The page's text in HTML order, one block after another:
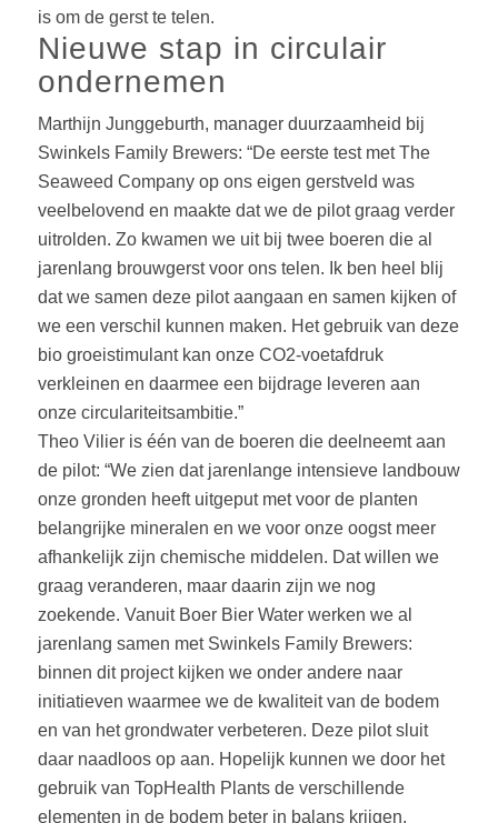
is om de gerst te telen.
Nieuwe stap in circulair
ondernemen
Marthijn Junggeburth, manager duurzaamheid bij
Swinkels Family Brewers: “De eerste test met The
Seaweed Company op ons eigen gerstveld was
veelbelovend en maakte dat we de pilot graag verder
uitrolden. Zo kwamen we uit bij twee boeren die al
jarenlang brouwgerst voor ons telen. Ik ben heel blij
dat we samen deze pilot aangaan en samen kijken of
we een verschil kunnen maken. Het gebruik van deze
bio groeistimulant kan onze CO2-voetafdruk
verkleinen en daarmee een bijdrage leveren aan
onze circulariteitsambitie.”
Theo Vilier is één van de boeren die deelneemt aan
de pilot: “We zien dat jarenlange intensieve landbouw
onze gronden heeft uitgeput met voor de planten
belangrijke mineralen en we voor onze oogst meer
afhankelijk zijn chemische middelen. Dat willen we
graag veranderen, maar daarin zijn we nog
zoekende. Vanuit Boer Bier Water werken we al
jarenlang samen met Swinkels Family Brewers:
binnen dit project kijken we onder andere naar
initiatieven waarmee we de kwaliteit van de bodem
en van het grondwater verbeteren. Deze pilot sluit
daar naadloos op aan. Hopelijk kunnen we door het
gebruik van TopHealth Plants de verschillende
elementen in de bodem beter in balans krijgen,